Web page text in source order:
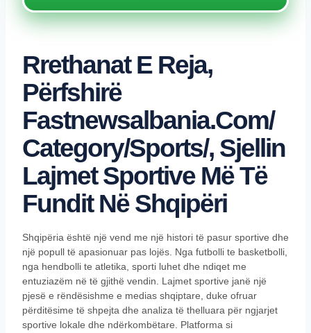
Rrethanat E Reja,
Përfshirë
Fastnewsalbania.com/
Category/sports/, Sjellin
Lajmet Sportive Më Të
Fundit Në Shqipëri
Shqipëria është një vend me një histori të pasur sportive dhe
një popull të apasionuar pas lojës. Nga futbolli te basketbolli,
nga hendbolli te atletika, sporti luhet dhe ndiqet me
entuziazëm në të gjithë vendin. Lajmet sportive janë një
pjesë e rëndësishme e medias shqiptare, duke ofruar
përditësime të shpejta dhe analiza të thelluara për ngjarjet
sportive lokale dhe ndërkombëtare. Platforma si